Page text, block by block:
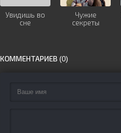
Увидишь во
сне
Чужие
секреты
КОММЕНТАРИЕВ (0)